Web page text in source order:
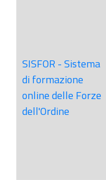
SISFOR - Sistema
di formazione
online delle Forze
dell'Ordine